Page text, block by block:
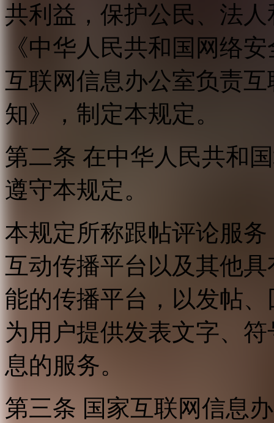
共利益，保护公民、法
《中华人民共和国网络
互联网信息办公室负责
知》，制定本规定。
第二条 在中华人民共和
遵守本规定。
本规定所称跟帖评论服
互动传播平台以及其他
能的传播平台，以发帖
为用户提供发表文字、
息的服务。
第三条 国家互联网信息